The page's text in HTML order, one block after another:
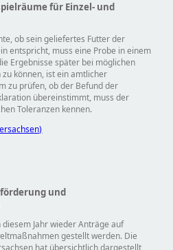
für Einzel- und
ob sein geliefertes Futter der
entspricht, muss eine Probe in einem
Ergebnisse später bei möglichen
können, ist ein amtlicher
zu prüfen, ob der Befund der
übereinstimmt, muss der
Toleranzen kennen.
und
Jahr wieder Anträge auf
gestellt werden. Die